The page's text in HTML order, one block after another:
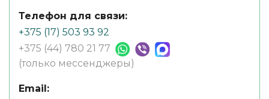
Телефон для связи:
+375 (17) 503 93 92
+375 (44) 780 21 77
(только мессенджеры)
Email: